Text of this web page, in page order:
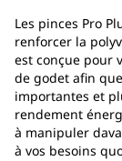
Les pinces Pro
renforcer la
est conçue pour
de godet afin
importantes et
rendement
à manipuler
à vos besoins